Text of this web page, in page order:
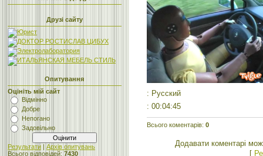
Друзі сайту
Опитування
Оцініть мій сайт
Відмінно
Добре
Непогано
Задовільно
Результати | Архів опитувань
Всього відповідей: 7430
: Русский
: 00:04:45
Всього коментарів: 0
Додавати коментарі
[